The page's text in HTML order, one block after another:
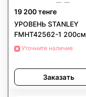
19 200 тенге
УРОВЕНЬ STANLEY
FMHT42562-1 200см
Уточните наличие
Заказать